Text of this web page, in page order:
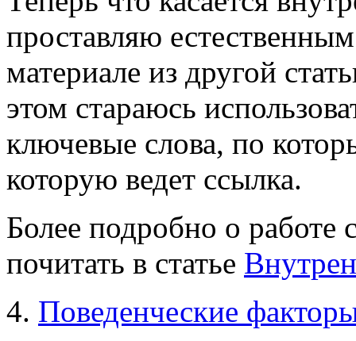
проставляю
материале из другой
этом стараюсь
ключевые слова, по
которую ведет ссылка.
Более подробно о
почитать в статье
4. Поведенческие